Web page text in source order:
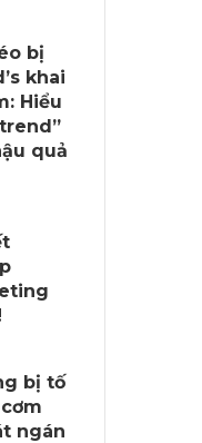
bị
khai
Hiểu
quả
bị tố
ngán